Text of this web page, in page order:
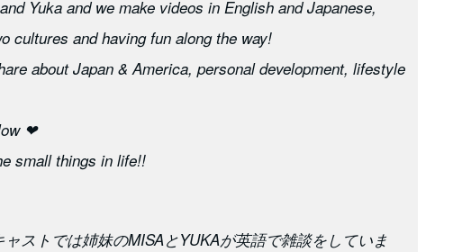
Yuka and we make videos in English and Japanese,
cultures and having fun along the way!
about Japan & America, personal development, lifestyle
❤︎
small things in life!!
ャストでは姉妹のMISAとYUKAが英語で雑談をしていま